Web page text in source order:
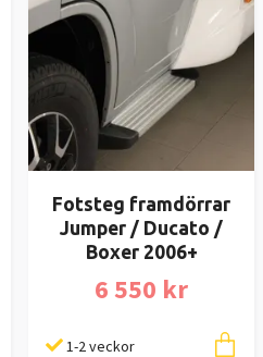
Fotsteg framdörrar
Jumper / Ducato /
Boxer 2006+
6 550 kr
1-2 veckor